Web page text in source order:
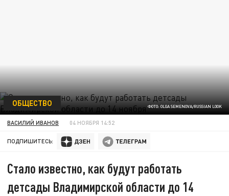
ФОТО: OLGA SEMENOVA/RUSSIAN LOOK
ОБЩЕСТВО
ВАСИЛИЙ ИВАНОВ 04 НОЯБРЯ 14:52
ПОДПИШИТЕСЬ:
Стало известно, как будут работать
детсады Владимирской области до 14